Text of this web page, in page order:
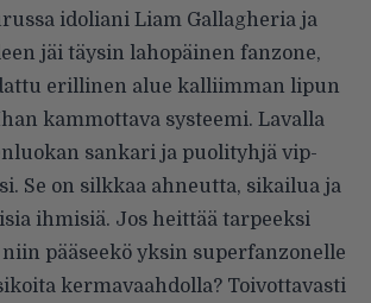
idoliani Liam Gallagheria ja
jäi täysin lahopäinen fanzone,
erillinen alue kalliimman lipun
kammottava systeemi. Lavalla
sankari ja puolityhjä vip-
Se on silkkaa ahneutta, sikailua ja
ihmisiä. Jos heittää tarpeeksi
pääseekö yksin superfanzonelle
kermavaahdolla? Toivottavasti